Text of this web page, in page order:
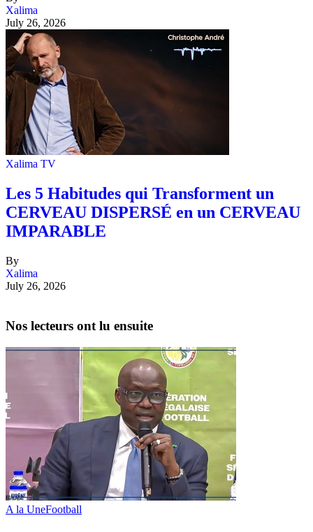
Xalima
July 26, 2026
Xalima TV
Les 5 Habitudes qui Transforment un
CERVEAU DISPERSÉ en un CERVEAU
IMPARABLE
By
Xalima
July 26, 2026
Nos lecteurs ont lu ensuite
A la UneFootball